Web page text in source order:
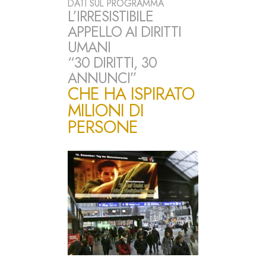
DATI SUL PROGRAMMA
L’IRRESISTIBILE
APPELLO AI DIRITTI
UMANI
“30 DIRITTI, 30
ANNUNCI”
CHE HA ISPIRATO
MILIONI DI
PERSONE